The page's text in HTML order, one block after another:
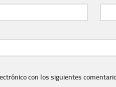
con los siguientes